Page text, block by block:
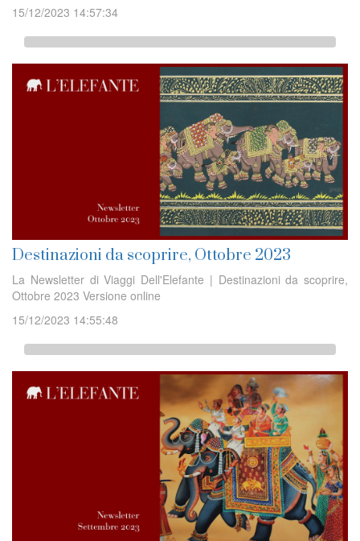
15/12/2023 14:57:34
Destinazioni da scoprire, Ottobre 2023
La Newsletter di Viaggi Dell'Elefante | Destinazioni da scoprire,
Ottobre 2023 Versione online
15/12/2023 14:55:48